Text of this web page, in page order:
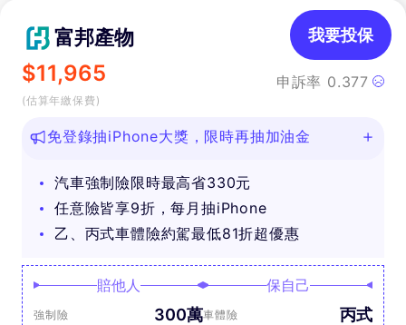
富邦產物
$11,965
(估算年繳保費)
申訴率 0.377
我要投保
免登錄抽iPhone大獎，限時再抽加油金
汽車強制險限時最高省330元
任意險皆享9折，每月抽iPhone
乙、丙式車體險約駕最低81折超優惠
賠他人
強制險 300萬
保自己
車體險 丙式